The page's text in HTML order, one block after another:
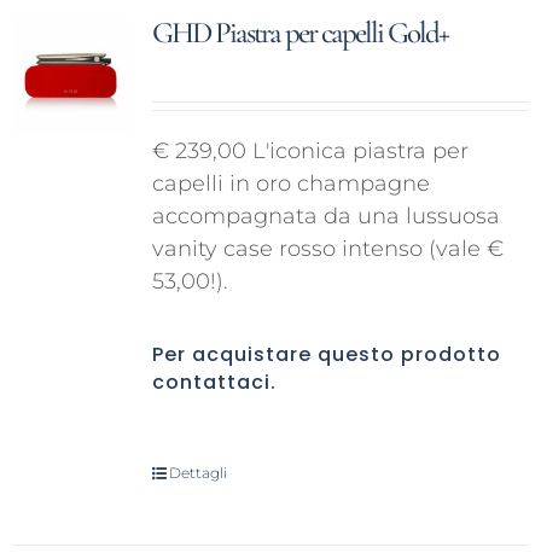
GHD Piastra per capelli Gold+
€ 239,00 L'iconica piastra per
capelli in oro champagne
accompagnata da una lussuosa
vanity case rosso intenso (vale €
53,00!).
Per acquistare questo prodotto
contattaci.
Dettagli